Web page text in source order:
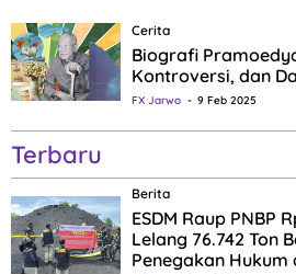
Cerita
Biografi
Kontroversi, dan
FX Jarwo 9 Feb 2025
Terbaru
Berita
ESDM Raup PNBP
Lelang 76.742 Ton
Penegakan Hukum